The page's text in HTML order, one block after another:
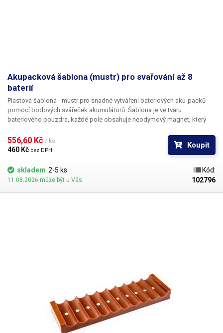
Akupacková šablona (mustr) pro svařování až 8
baterií
Plastová šablona - mustr pro snadné vytváření bateriových aku-packů
pomocí bodových svářeček akumulátorů. Šablona je ve tvaru
bateriového pouzdra, každé pole obsahuje neodymový magnet, který
pravidelným rozestupům jednotlivých polí vytvoříte rovnoměrné,
profesionálně vypadající aku packy. Určeno pro 8 baterií. Určeno pro
556,60 Kč / ks
460 Kč bez DPH
Koupit
skladem 2-5 ks
11.08.2026 může být u Vás
Kód:
102796